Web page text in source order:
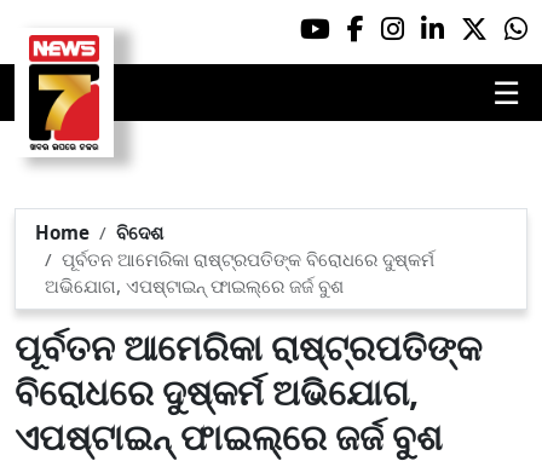
☰
Home
ବିଦେଶ
ପୂର୍ବତନ ଆମେରିକା ରାଷ୍ଟ୍ରପତିଙ୍କ ବିରୋଧରେ ଦୁଷ୍କର୍ମ
ଅଭିଯୋଗ, ଏପଷ୍ଟାଇନ୍ ଫାଇଲ୍‌ରେ ଜର୍ଜ ବୁଶ
ପୂର୍ବତନ ଆମେରିକା ରାଷ୍ଟ୍ରପତିଙ୍କ
ବିରୋଧରେ ଦୁଷ୍କର୍ମ ଅଭିଯୋଗ,
ଏପଷ୍ଟାଇନ୍ ଫାଇଲ୍‌ରେ ଜର୍ଜ ବୁଶ